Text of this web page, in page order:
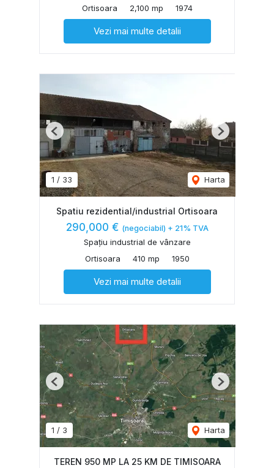
Ortisoara
2,100 mp 1974
Vezi mai multe detalii
1 / 33 Harta
Previous Next
Spatiu rezidential/industrial Ortisoara
290,000 € (negociabil) + 21% TVA
Spațiu industrial de vânzare
Ortisoara
410 mp 1950
Vezi mai multe detalii
1 / 3 Harta
Previous Next
TEREN 950 MP LA 25 KM DE TIMISOARA